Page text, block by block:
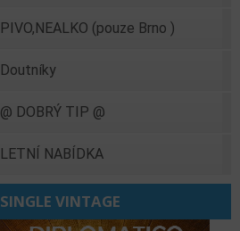
PIVO,NEALKO (pouze Brno )
Doutníky
@ DOBRÝ TIP @
LETNÍ NABÍDKA
SINGLE VINTAGE